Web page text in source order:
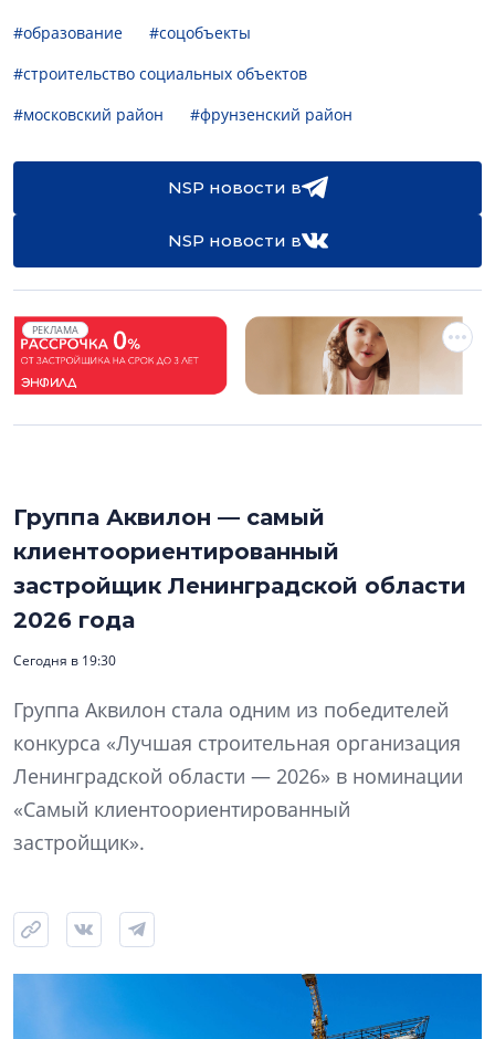
#образование
#соцобъекты
#строительство социальных объектов
#московский район
#фрунзенский район
NSP новости в
NSP новости в
РЕКЛАМА
Группа Аквилон — самый
клиентоориентированный
застройщик Ленинградской области
2026 года
Сегодня в 19:30
Группа Аквилон стала одним из победителей
конкурса «Лучшая строительная организация
Ленинградской области — 2026» в номинации
«Самый клиентоориентированный
застройщик».